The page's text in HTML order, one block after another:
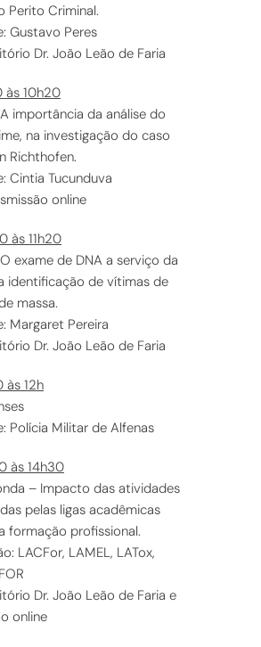
Perito Criminal.
Gustavo Peres
Dr. João Leão de Faria
às 10h20
importância da análise do
na investigação do caso
Richthofen.
Cintia Tucunduva
online
às 11h20
exame de DNA a serviço da
identificação de vítimas de
massa.
Margaret Pereira
Dr. João Leão de Faria
às 12h
Polícia Militar de Alfenas
às 14h30
– Impacto das atividades
pelas ligas acadêmicas
formação profissional.
LACFor, LAMEL, LATox,
Dr. João Leão de Faria e
online